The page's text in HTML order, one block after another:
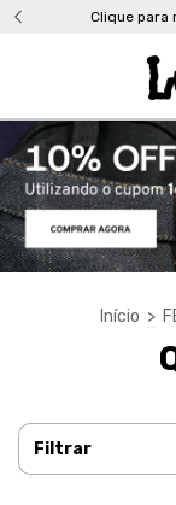
Clique para
Início >
Filtrar